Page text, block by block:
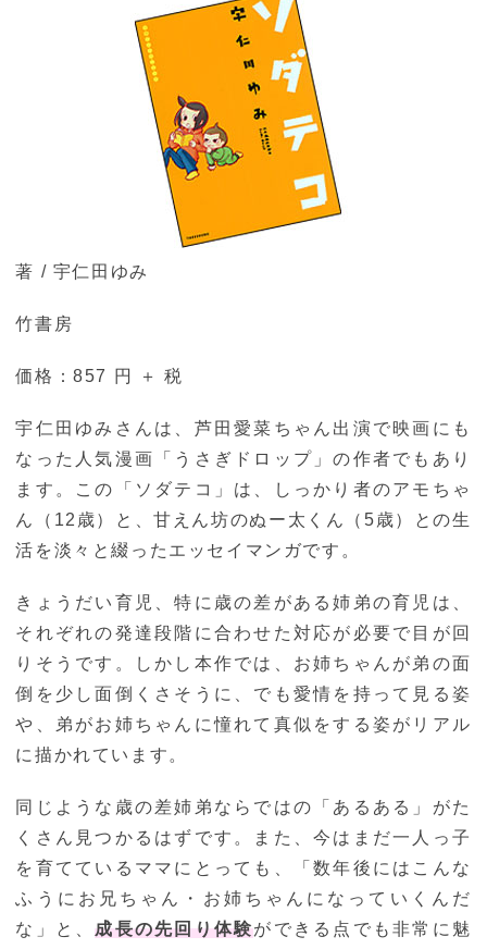
著 / 宇仁田ゆみ
竹書房
価格：857 円 ＋ 税
宇仁田ゆみさんは、芦田愛菜ちゃん出演で映画にも
なった人気漫画「うさぎドロップ」の作者でもあり
ます。この「ソダテコ」は、しっかり者のアモちゃ
ん（12歳）と、甘えん坊のぬー太くん（5歳）との生
活を淡々と綴ったエッセイマンガです。
きょうだい育児、特に歳の差がある姉弟の育児は、
それぞれの発達段階に合わせた対応が必要で目が回
りそうです。しかし本作では、お姉ちゃんが弟の面
倒を少し面倒くさそうに、でも愛情を持って見る姿
や、弟がお姉ちゃんに憧れて真似をする姿がリアル
に描かれています。
同じような歳の差姉弟ならではの「あるある」がた
くさん見つかるはずです。また、今はまだ一人っ子
を育てているママにとっても、「数年後にはこんな
ふうにお兄ちゃん・お姉ちゃんになっていくんだ
な」と、成長の先回り体験ができる点でも非常に魅